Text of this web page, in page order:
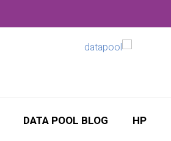
HP
DATA POOL BLOG